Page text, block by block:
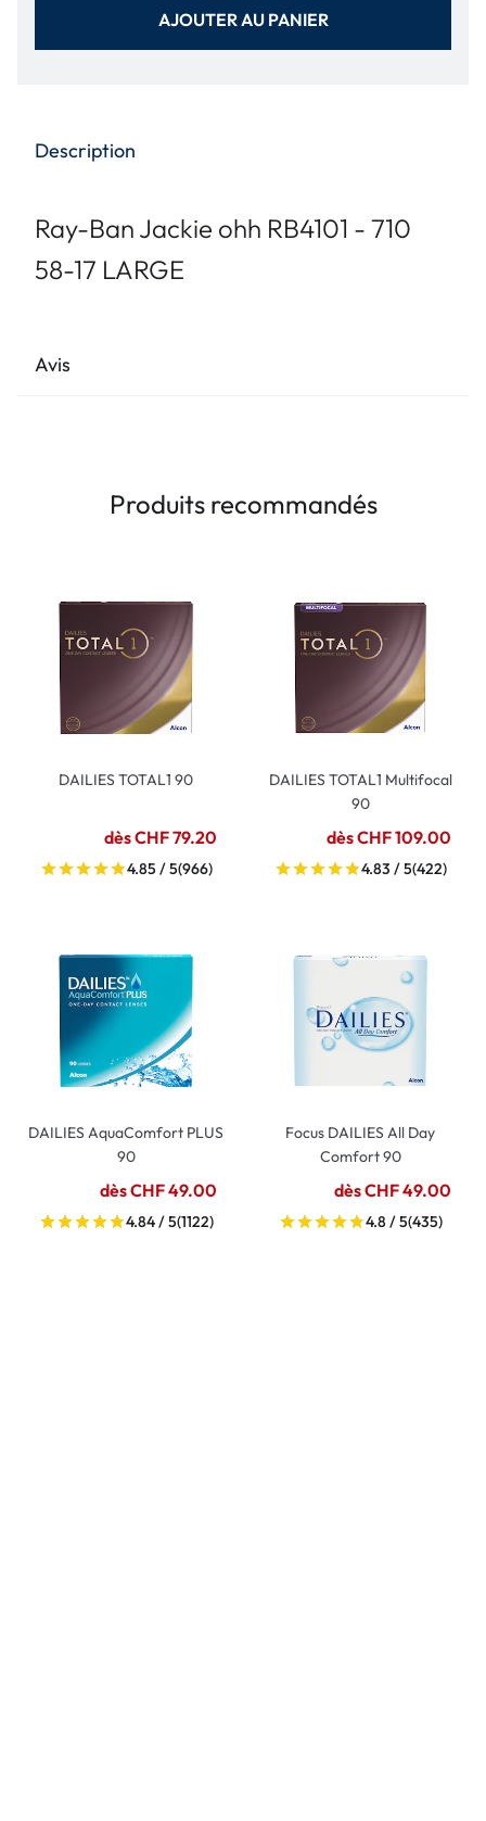
AJOUTER AU PANIER
Description
Ray-Ban Jackie ohh RB4101 - 710
58-17 LARGE
Avis
Produits recommandés
DAILIES TOTAL1 90
dès CHF 79.20
4.85 / 5(966)
DAILIES TOTAL1 Multifocal
90
dès CHF 109.00
4.83 / 5(422)
DAILIES AquaComfort PLUS
90
dès CHF 49.00
4.84 / 5(1122)
Focus DAILIES All Day
Comfort 90
dès CHF 49.00
4.8 / 5(435)